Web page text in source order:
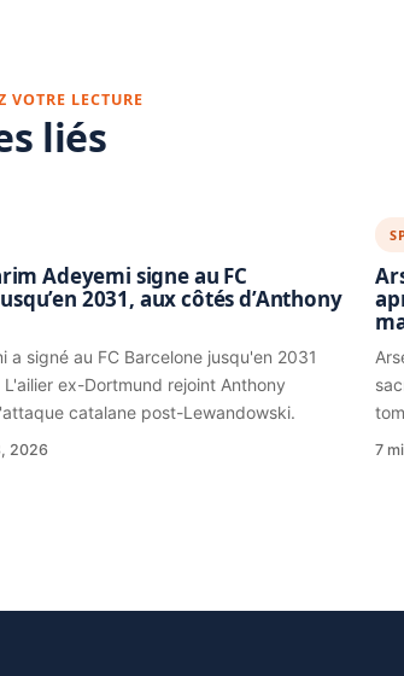
VOTRE LECTURE
liés
Adeyemi signe au FC
2031, aux côtés d’Anthony
a signé au FC Barcelone jusqu'en 2031
ex-Dortmund rejoint Anthony
catalane post-Lewandowski.
2026 7